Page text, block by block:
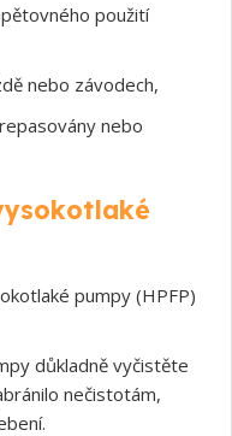
použití
nebo závodech,
nebo
pumpy (HPFP)
důkladně vyčistěte
nečistotám,